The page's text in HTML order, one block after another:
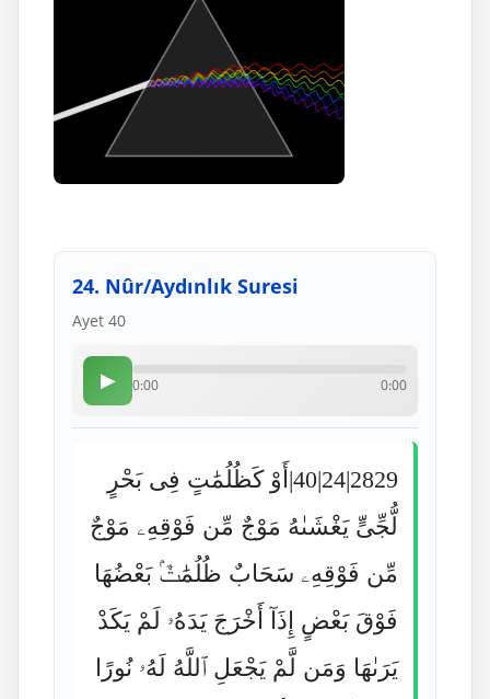
24. Nûr/Aydınlık Suresi
Ayet 40
▶ 0:00 0:00
2829|24|40|أَوْ كَظُلُمَٰتٍ فِى بَحْرٍ
لُّجِّىٍّ يَغْشَىٰهُ مَوْجٌ مِّن فَوْقِهِۦ مَوْجٌ
مِّن فَوْقِهِۦ سَحَابٌ ظُلُمَٰتٌۢ بَعْضُهَا
فَوْقَ بَعْضٍ إِذَآ أَخْرَجَ يَدَهُۥ لَمْ يَكَدْ
يَرَىٰهَا وَمَن لَّمْ يَجْعَلِ ٱللَّهُ لَهُۥ نُورًا